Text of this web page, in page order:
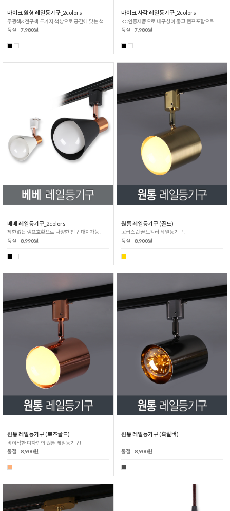
마이크 원형 레일등기구_2colors
품절
7,980원
마이크 사각 레일등기구_2colors
품절
7,980원
베베 레일등기구_2colors
제한없는 램프호환으로 다양한 전구 매치가능!
품절
8,990원
원통 레일등기구 (골드)
고급스런 골드컬러 레일등기구!
품절
8,900원
원통 레일등기구 (로즈골드)
베이직한 디자인의 원통 레일등기구!
품절
8,900원
원통 레일등기구 (흑실버)
품절 8,900원